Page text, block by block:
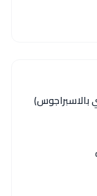
بالاسبراجوس)